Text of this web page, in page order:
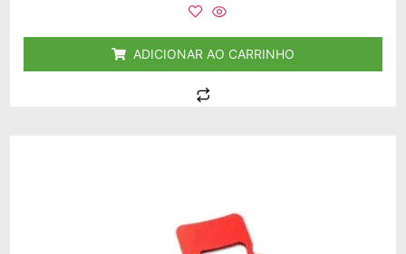
ADICIONAR AO CARRINHO